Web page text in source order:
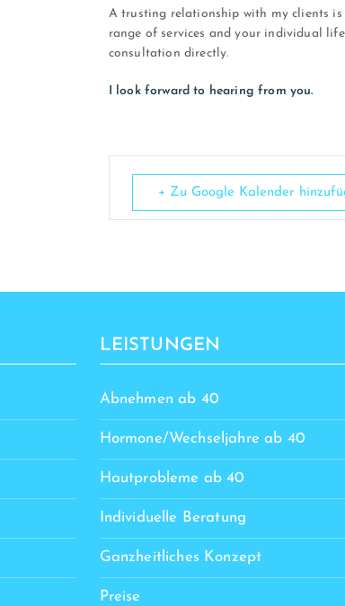
A trusting relationship with my clients
range of services and your individual
consultation directly.
I look forward to hearing from you.
+ Zu Google Kalender
LEISTUNGEN
Abnehmen ab 40
Hormone/Wechseljahre ab 40
Hautprobleme ab 40
Individuelle Beratung
Ganzheitliches Konzept
Preise